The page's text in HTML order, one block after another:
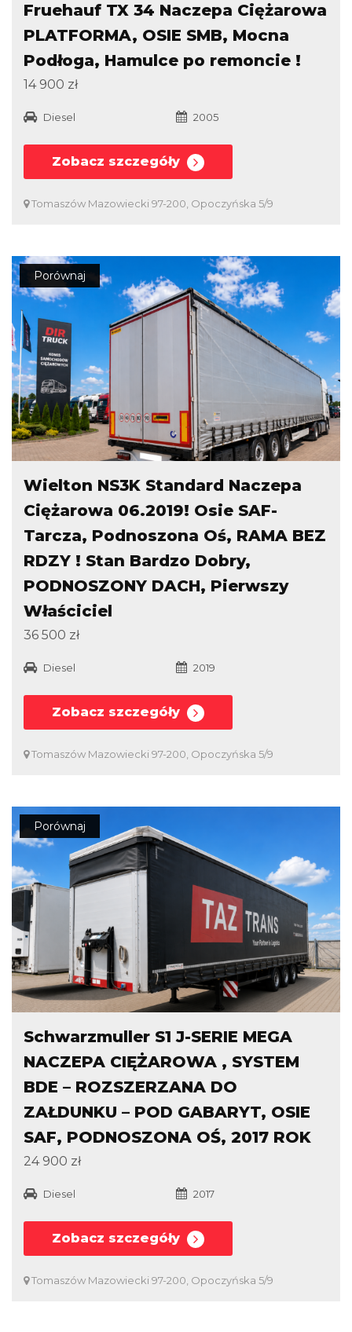
Fruehauf TX 34 Naczepa Ciężarowa
PLATFORMA, OSIE SMB, Mocna
Podłoga, Hamulce po remoncie !
14 900 zł
Diesel 2005
Zobacz szczegóły
Tomaszów Mazowiecki 97-200, Opoczyńska 5/9
Porównaj
Wielton NS3K Standard Naczepa
Ciężarowa 06.2019! Osie SAF-
Tarcza, Podnoszona Oś, RAMA BEZ
RDZY ! Stan Bardzo Dobry,
PODNOSZONY DACH, Pierwszy
Właściciel
36 500 zł
Diesel 2019
Zobacz szczegóły
Tomaszów Mazowiecki 97-200, Opoczyńska 5/9
Porównaj
Schwarzmuller S1 J-SERIE MEGA
NACZEPA CIĘŻAROWA , SYSTEM
BDE – ROZSZERZANA DO
ZAŁDUNKU – POD GABARYT, OSIE
SAF, PODNOSZONA OŚ, 2017 ROK
24 900 zł
Diesel 2017
Zobacz szczegóły
Tomaszów Mazowiecki 97-200, Opoczyńska 5/9